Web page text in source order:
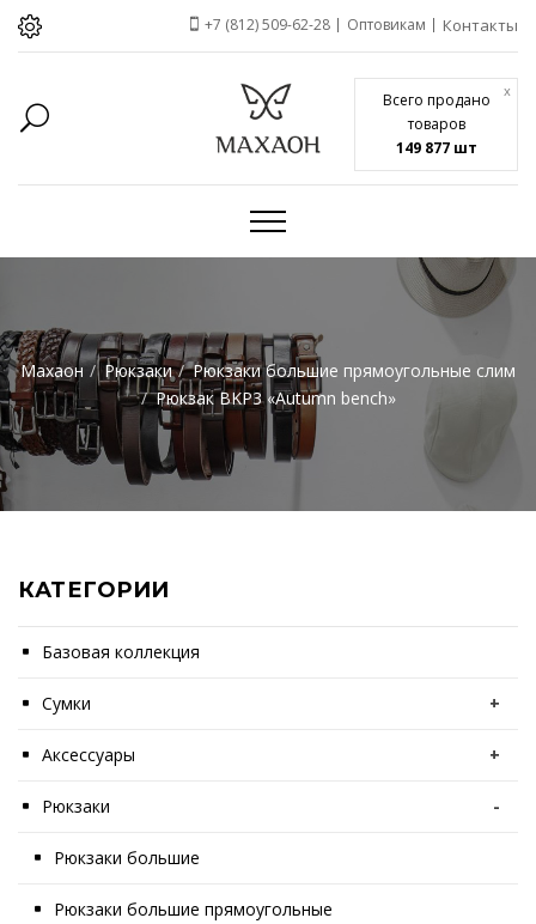
Всего продано
товаров
149 877 шт
x
+7 (812) 509-62-28 Оптовикам Контакты
Махаон Рюкзаки
Рюкзаки большие прямоугольные слим
Рюкзак BKP3 «Autumn bench»
КАТЕГОРИИ
Базовая коллекция
Сумки +
Аксессуары +
Рюкзаки -
Рюкзаки большие
Рюкзаки большие прямоугольные